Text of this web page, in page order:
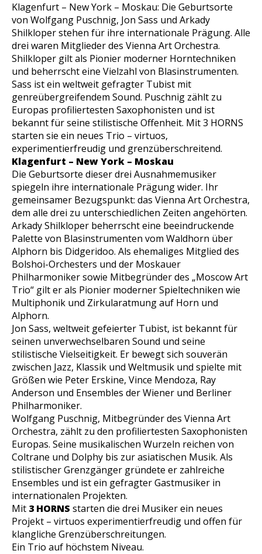
Klagenfurt – New York – Moskau: Die Geburtsorte
von Wolfgang Puschnig, Jon Sass und Arkady
Shilkloper stehen für ihre internationale Prägung. Alle
drei waren Mitglieder des Vienna Art Orchestra.
Shilkloper gilt als Pionier moderner Horntechniken
und beherrscht eine Vielzahl von Blasinstrumenten.
Sass ist ein weltweit gefragter Tubist mit
genreübergreifendem Sound. Puschnig zählt zu
Europas profiliertesten Saxophonisten und ist
bekannt für seine stilistische Offenheit. Mit 3 HORNS
starten sie ein neues Trio – virtuos,
experimentierfreudig und grenzüberschreitend.
Klagenfurt – New York – Moskau
Die Geburtsorte dieser drei Ausnahmemusiker
spiegeln ihre internationale Prägung wider. Ihr
gemeinsamer Bezugspunkt: das Vienna Art Orchestra,
dem alle drei zu unterschiedlichen Zeiten angehörten.
Arkady Shilkloper beherrscht eine beeindruckende
Palette von Blasinstrumenten vom Waldhorn über
Alphorn bis Didgeridoo. Als ehemaliges Mitglied des
Bolshoi-Orchesters und der Moskauer
Philharmoniker sowie Mitbegründer des „Moscow Art
Trio“ gilt er als Pionier moderner Spieltechniken wie
Multiphonik und Zirkularatmung auf Horn und
Alphorn.
Jon Sass, weltweit gefeierter Tubist, ist bekannt für
seinen unverwechselbaren Sound und seine
stilistische Vielseitigkeit. Er bewegt sich souverän
zwischen Jazz, Klassik und Weltmusik und spielte mit
Größen wie Peter Erskine, Vince Mendoza, Ray
Anderson und Ensembles der Wiener und Berliner
Philharmoniker.
Wolfgang Puschnig, Mitbegründer des Vienna Art
Orchestra, zählt zu den profiliertesten Saxophonisten
Europas. Seine musikalischen Wurzeln reichen von
Coltrane und Dolphy bis zur asiatischen Musik. Als
stilistischer Grenzgänger gründete er zahlreiche
Ensembles und ist ein gefragter Gastmusiker in
internationalen Projekten.
Mit 3 HORNS starten die drei Musiker ein neues
Projekt – virtuos experimentierfreudig und offen für
klangliche Grenzüberschreitungen.
Ein Trio auf höchstem Niveau.